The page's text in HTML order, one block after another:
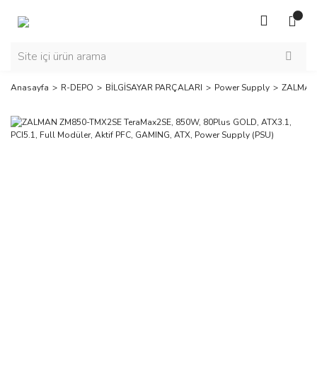
Anasayfa R-DEPO BİLGİSAYAR PARÇALARI Power Supply ZALMAN